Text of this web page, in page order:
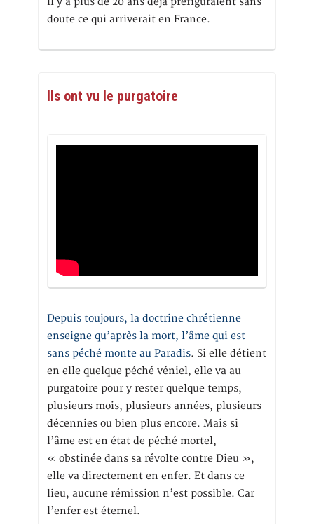
doute ce qui arriverait en France.
Ils ont vu le purgatoire
Depuis toujours, la doctrine chrétienne
enseigne qu’après la mort, l’âme qui est
sans péché monte au Paradis. Si elle détient
en elle quelque péché véniel, elle va au
purgatoire pour y rester quelque temps,
plusieurs mois, plusieurs années, plusieurs
décennies ou bien plus encore. Mais si
l’âme est en état de péché mortel,
« obstinée dans sa révolte contre Dieu »,
elle va directement en enfer. Et dans ce
lieu, aucune rémission n’est possible. Car
l’enfer est éternel.